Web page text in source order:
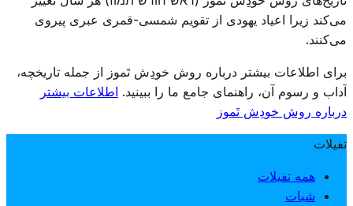
ادامه ماه از هفدهم תמוز آغاز می‌شود.
می‌کند زیرا اعیاد یهودی از تقویم شمسی-قمری عبری پیروی
می‌کنند.
برای اطلاعات بیشتر درباره روش خودِش تَموز از جمله تاریخچه،
آداب و رسوم آن، راهنمای جامع ما را ببینید. اطلاعات بیشتر
درباره روش خودِش تَموز
تفیلات
همه تفیلات
شبات